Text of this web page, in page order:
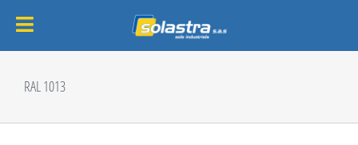
contenuRAL 1013